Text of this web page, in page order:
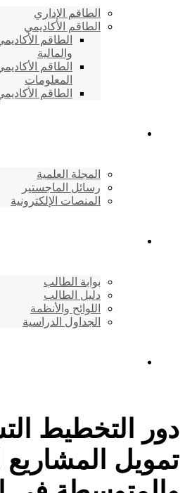
الطاقم الإداري
الطاقم الأكاديمي
الطاقم
والمالية
الطاقم
المعلومات
الطاقم
المجلة العلمية
رسائل الماجستير
المنصات الإلكترونية
بوابة الطالب
دليل الطالب
اللوائح والأنظمة
الجداول الدراسية
دور التخطيط
تمويل المشاريع